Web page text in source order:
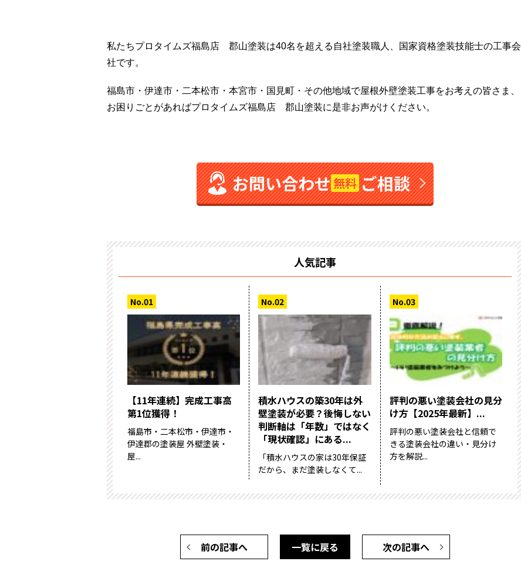
私たちプロタイムズ福島店 郡山塗装は40名を超える自社塗装職人、国家資格塗装技能士の工事会
社です。
福島市・伊達市・二本松市・本宮市・国見町・その他地域で屋根外壁塗装工事をお考えの皆さま、
お困りごとがあればプロタイムズ福島店 郡山塗装に是非お声がけください。
お問い合わせ無料 ご相談
人気記事
【11年連続】完成工事高
第1位獲得！
福島市・二本松市・伊達市・
伊達郡の塗装屋 外壁塗装・
屋...
積水ハウスの築30年は外
壁塗装が必要？後悔しない
判断軸は「年数」ではなく
「現状確認」にある...
「積水ハウスの家は30年保証
だから、まだ塗装しなくて...
評判の悪い塗装会社の見分
け方【2025年最新】...
評判の悪い塗装会社と信頼で
きる塗装会社の違い・見分け
方を解説...
前の記事へ 次の記事へ
一覧に戻る